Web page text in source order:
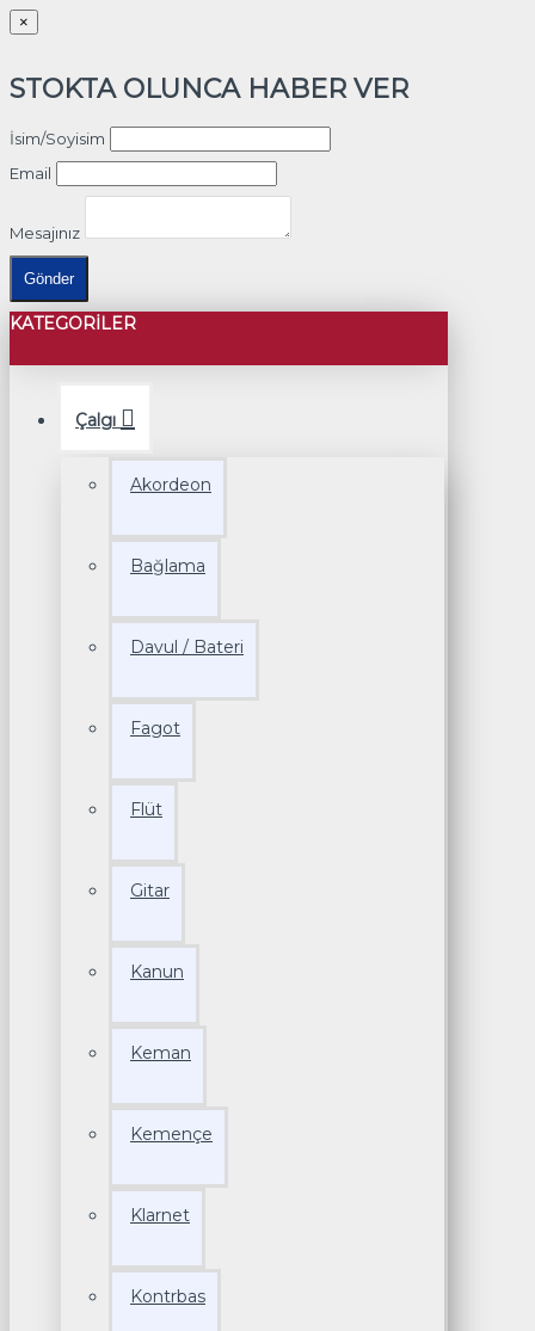
×
STOKTA OLUNCA HABER VER
İsim/Soyisim
Email
Mesajınız
Gönder
KATEGORILER
Çalgı
Akordeon
Bağlama
Davul / Bateri
Fagot
Flüt
Gitar
Kanun
Keman
Kemençe
Klarnet
Kontrbas